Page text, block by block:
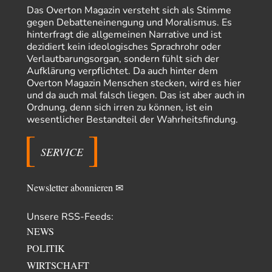
»Der freie Wille ist ein Mythos«
Rrrrrrichtig: Kritik am Chef und Du wirst exkludiert. Ein typischer
Schulterklopferblog. Wer wie Herr Erdmann…
Platons Sokratesvor 18 Stunden zu:
Die Revolution, die nie scheiterte
Es gibt 3 Arten von Freiheit: die geistige ,die seelische und die physische.
Man darf…
Erzengelinvor 19 Stunden zu:
Leihmutterschaft als Zweig des Transhumanismus
es ist zum verzweifeln. so widerlich. ekelhaft, grausam. wahrscheinlich
emil
vor 20 Stunden zu:
Zum Nordsee-Whisky geht auch prima ein Matjesbrötchen, ich hab's für
emilvor 23 Stunden zu:
Absurde Debatte um Ceuta-„Invasion“ durch Marokko
vertieft EU-Spaltung
China sagt jetzt auch etwas: Interessant ist vor allem die offizielle
Anerkennung der USA, das…
Das Overton Magazin versteht sich als Stimme
gegen Debatteneinengung und Moralismus. Es
hinterfragt die allgemeinen Narrative und ist
dezidiert kein ideologisches Sprachrohr oder
Verlautbarungsorgan, sondern fühlt sich der
Aufklärung verpflichtet. Da auch hinter dem
Overton Magazin Menschen stecken, wird es hier
und da auch mal falsch liegen. Das ist aber auch in
Ordnung, denn sich irren zu können, ist ein
wesentlicher Bestandteil der Wahrheitsfindung.
SERVICE
Newsletter abonnieren ✉
Unsere RSS-Feeds:
NEWS
POLITIK
WIRTSCHAFT